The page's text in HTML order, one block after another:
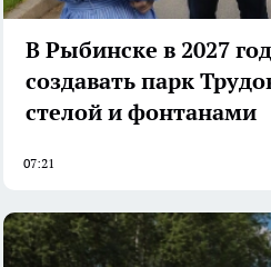
В Рыбинске в 2027
создавать парк
стелой и фонтанами
07:21